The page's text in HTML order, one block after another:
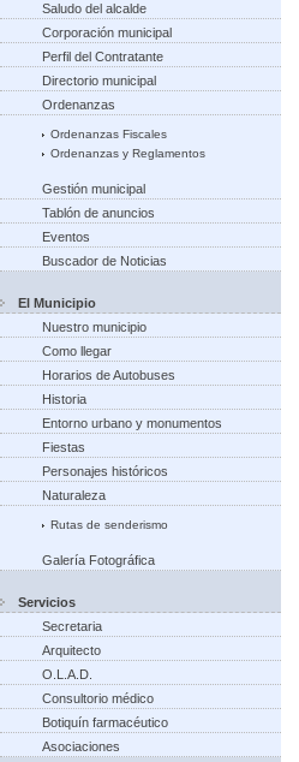
Saludo del alcalde
Corporación municipal
Perfil del Contratante
Directorio municipal
Ordenanzas
Ordenanzas Fiscales
Ordenanzas y Reglamentos
Gestión municipal
Tablón de anuncios
Eventos
Buscador de Noticias
El Municipio
Nuestro municipio
Como llegar
Horarios de Autobuses
Historia
Entorno urbano y monumentos
Fiestas
Personajes históricos
Naturaleza
Rutas de senderismo
Galería Fotográfica
Servicios
Secretaria
Arquitecto
O.L.A.D.
Consultorio médico
Botiquín farmacéutico
Asociaciones